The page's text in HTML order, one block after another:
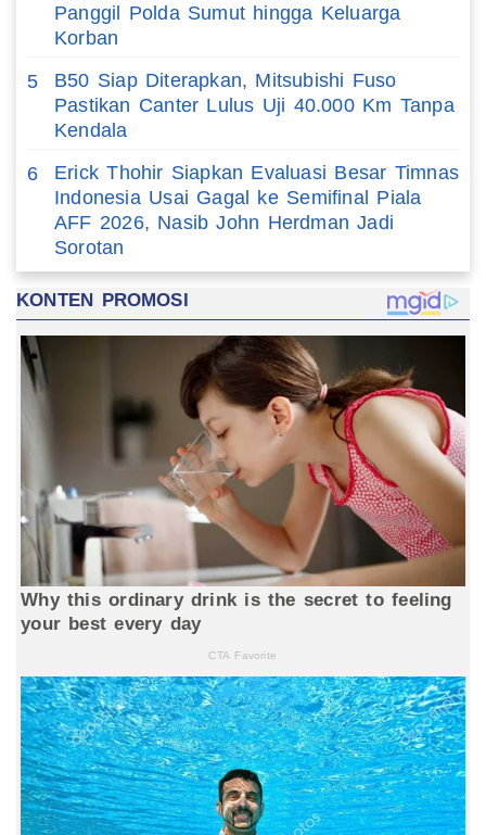
Panggil Polda Sumut hingga Keluarga
Korban
5
B50 Siap Diterapkan, Mitsubishi Fuso
Pastikan Canter Lulus Uji 40.000 Km Tanpa
Kendala
6
Erick Thohir Siapkan Evaluasi Besar Timnas
Indonesia Usai Gagal ke Semifinal Piala
AFF 2026, Nasib John Herdman Jadi
Sorotan